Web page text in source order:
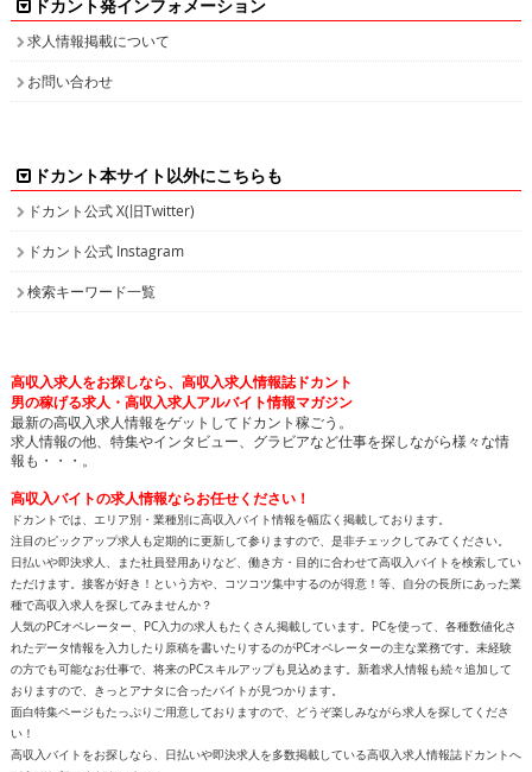
お問い合わせ
ドカント公式 Instagram
求人情報の他、特集やインタビュー、グラビアなど仕事を探しながら様々な情
報も・・・。
高収入バイトの求人情報ならお任せください！
ドカントでは、エリア別・業種別に高収入バイト情報を幅広く掲載しております。
日払いや即決求人、また社員登用ありなど、働き方・目的に合わせて高収入バイトを検索してい
ただけます。接客が好き！という方や、コツコツ集中するのが得意！等、自分の長所にあった業
種で高収入求人を探してみませんか？
人気のPCオペレーター、PC入力の求人もたくさん掲載しています。PCを使って、各種数値化さ
れたデータ情報を入力したり原稿を書いたりするのがPCオペレーターの主な業務です。未経験
の方でも可能なお仕事で、将来のPCスキルアップも見込めます。新着求人情報も続々追加して
おりますので、きっとアナタに合ったバイトが見つかります。
面白特集ページもたっぷりご用意しておりますので、どうぞ楽しみながら求人を探してくださ
い！
高収入バイトをお探しなら、日払いや即決求人を多数掲載している高収入求人情報誌ドカントへ
どうぞお任せくださいませ！